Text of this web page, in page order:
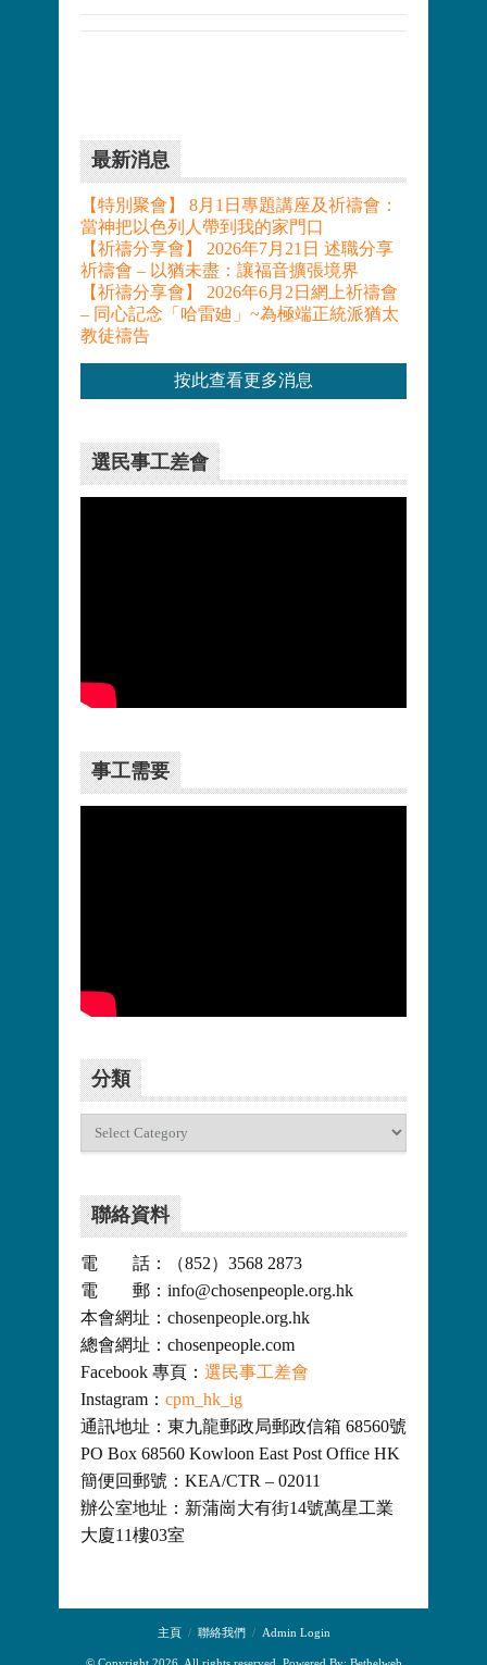
最新消息
【特別聚會】 8月1日專題講座及祈禱會：
當神把以色列人帶到我的家門口
【祈禱分享會】 2026年7月21日 述職分享
祈禱會 – 以猶未盡：讓福音擴張境界
【祈禱分享會】 2026年6月2日網上祈禱會
– 同心記念「哈雷廸」~為極端正統派猶太
教徒禱告
按此查看更多消息
選民事工差會
事工需要
分類
聯絡資料
電 話：（852）3568 2873
電 郵：info@chosenpeople.org.hk
本會網址：chosenpeople.org.hk
總會網址：chosenpeople.com
Facebook 專頁： 選民事工差會
Instagram： cpm_hk_ig
通訊地址：東九龍郵政局郵政信箱 68560號
PO Box 68560 Kowloon East Post Office HK
簡便回郵號：KEA/CTR – 02011
辦公室地址：新蒲崗大有街14號萬星工業
大廈11樓03室
主頁 聯絡我們 Admin Login